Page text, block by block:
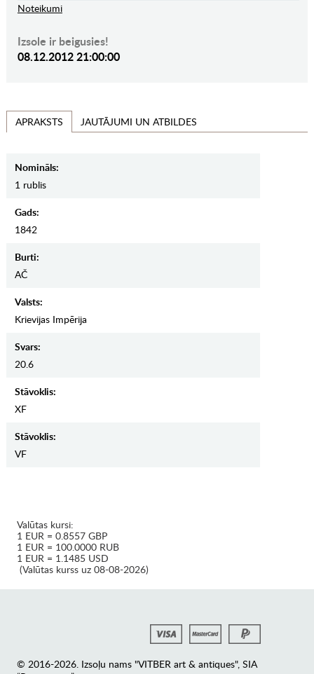
Noteikumi
Izsole ir beigusies!
08.12.2012 21:00:00
APRAKSTS JAUTĀJUMI UN ATBILDES
Nomināls:
1 rublis
Gads:
1842
Burti:
AČ
Valsts:
Krievijas Impērija
Svars:
20.6
Stāvoklis:
XF
Stāvoklis:
VF
Valūtas kursi:
1 EUR = 0.8557 GBP
1 EUR = 100.0000 RUB
1 EUR = 1.1485 USD
(Valūtas kurss uz 08-08-2026)
© 2016-2026. Izsoļu nams "VITBER art & antiques", SIA